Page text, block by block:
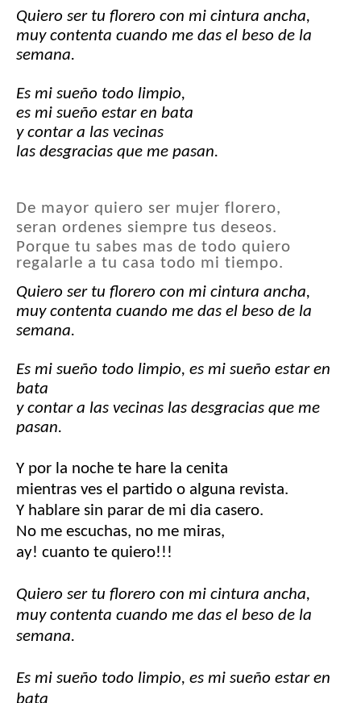
Quiero ser tu florero con mi cintura ancha,
muy contenta cuando me das el beso de la
semana.
Es mi sueño todo limpio,
es mi sueño estar en bata
y contar a las vecinas
las desgracias que me pasan.
De mayor quiero ser mujer florero,
seran ordenes siempre tus deseos.
Porque tu sabes mas de todo quiero
regalarle a tu casa todo mi tiempo.
Quiero ser tu florero con mi cintura ancha,
muy contenta cuando me das el beso de la
semana.
Es mi sueño todo limpio, es mi sueño estar en
bata
y contar a las vecinas las desgracias que me
pasan.
Y por la noche te hare la cenita
mientras ves el partido o alguna revista.
Y hablare sin parar de mi dia casero.
No me escuchas, no me miras,
ay! cuanto te quiero!!!
Quiero ser tu florero con mi cintura ancha,
muy contenta cuando me das el beso de la
semana.
Es mi sueño todo limpio, es mi sueño estar en
bata